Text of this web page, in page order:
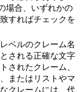
場合、いずれかの
すればチェックを
ベルのクレーム名
される正確な文字
されたクレーム、
またはリストやマ
クレームには、代